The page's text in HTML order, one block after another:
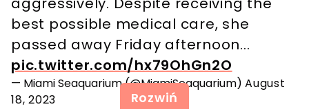
best possible medical care, she
passed away Friday afternoon...
pic.twitter.com/hx79OhGn2O
— Miami Seaquarium (@MiamiSeaquarium) August
18, 2023
Rozwiń